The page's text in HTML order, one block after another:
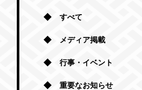
すべて
メディア掲載
行事・イベント
重要なお知らせ